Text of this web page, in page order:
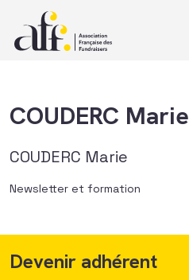
COUDERC Marie
COUDERC Marie
Newsletter et formation
Devenir adhérent